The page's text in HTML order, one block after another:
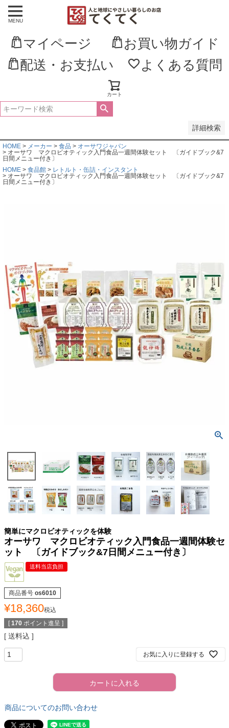
MENU
マイページ
お買い物ガイド
配送・お支払い
よくある質問
カート
詳細検索
新着順
登録順
価格が高い順
優先度順
HOME メーカー 食品
オーサワジャパン
オーサワ マクロビオティック入門食品一週間体験セット 〔ガイドブック&7
日間メニュー付き〕
HOME
食品館
レトルト・缶詰・インスタント
オーサワ マクロビオティック入門食品一週間体験セット 〔ガイドブック&7
日間メニュー付き〕
簡単にマクロビオティックを体験
オーサワ マクロビオティック入門食品一週間体験セ
ット 〔ガイドブック&7日間メニュー付き〕
送料当店負担
商品番号 os6010
¥18,360税込
[ 170 ポイント進呈 ]
送料込
お気に入りに登録する
カートに入れる
商品についてのお問い合わせ